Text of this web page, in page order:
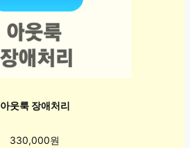
아웃룩 장애처리
330,000원